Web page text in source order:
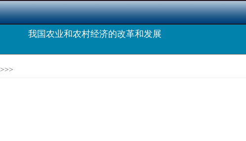
我国农业和农村经济的改革和发展